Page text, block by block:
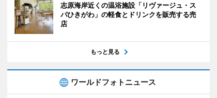
志原海岸近くの温浴施設「リヴァージュ・ス
パひきがわ」の軽食とドリンクを販売する売
店
もっと見る
ワールドフォトニュース